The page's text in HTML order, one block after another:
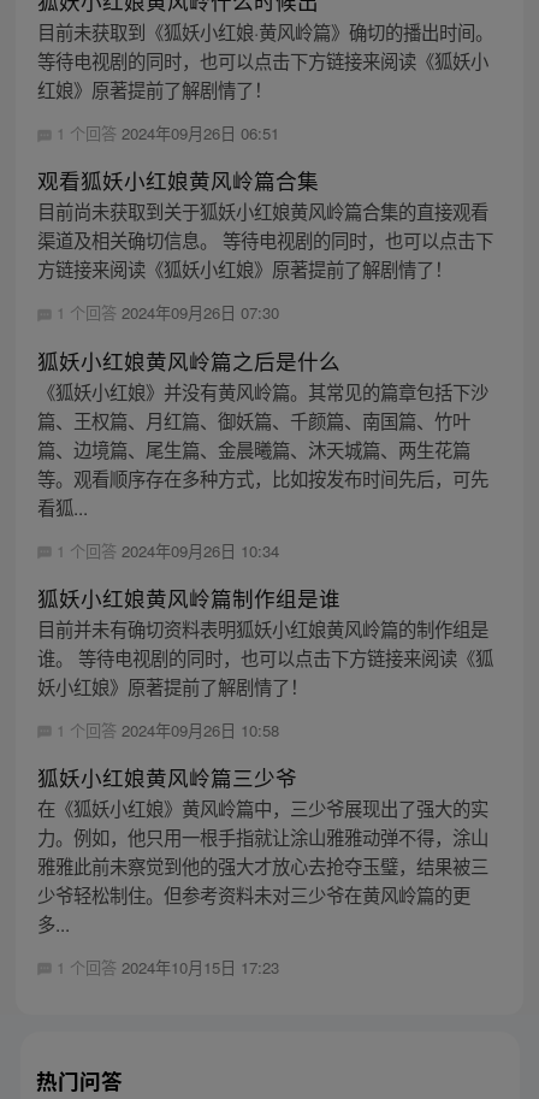
目前未获取到《狐妖小红娘·黄风岭篇》确切的播出时间。
等待电视剧的同时，也可以点击下方链接来阅读《狐妖小
红娘》原著提前了解剧情了！
1 个回答 2024年09月26日 06:51
观看狐妖小红娘黄风岭篇合集
目前尚未获取到关于狐妖小红娘黄风岭篇合集的直接观看
渠道及相关确切信息。 等待电视剧的同时，也可以点击下
方链接来阅读《狐妖小红娘》原著提前了解剧情了！
1 个回答 2024年09月26日 07:30
狐妖小红娘黄风岭篇之后是什么
《狐妖小红娘》并没有黄风岭篇。其常见的篇章包括下沙
篇、王权篇、月红篇、御妖篇、千颜篇、南国篇、竹叶
篇、边境篇、尾生篇、金晨曦篇、沐天城篇、两生花篇
等。观看顺序存在多种方式，比如按发布时间先后，可先
看狐...
1 个回答 2024年09月26日 10:34
狐妖小红娘黄风岭篇制作组是谁
目前并未有确切资料表明狐妖小红娘黄风岭篇的制作组是
谁。 等待电视剧的同时，也可以点击下方链接来阅读《狐
妖小红娘》原著提前了解剧情了！
1 个回答 2024年09月26日 10:58
狐妖小红娘黄风岭篇三少爷
在《狐妖小红娘》黄风岭篇中，三少爷展现出了强大的实
力。例如，他只用一根手指就让涂山雅雅动弹不得，涂山
雅雅此前未察觉到他的强大才放心去抢夺玉璧，结果被三
少爷轻松制住。但参考资料未对三少爷在黄风岭篇的更
多...
1 个回答 2024年10月15日 17:23
热门问答